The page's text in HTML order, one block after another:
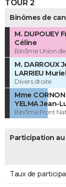
TOUR 2
Binômes de
M. DUPOUEY
Céline
Binôme Union
M. DARROUX
LARRIEU Muriel
Divers droite
Mme
YELMA Jean-
Binôme Front
Participation
Taux de